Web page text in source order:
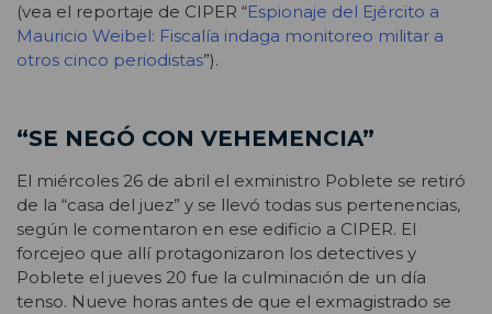
(vea el reportaje de CIPER “Espionaje del Ejército a
Mauricio Weibel: Fiscalía indaga monitoreo militar a
otros cinco periodistas”).
“SE NEGÓ CON VEHEMENCIA”
El miércoles 26 de abril el exministro Poblete se retiró
de la “casa del juez” y se llevó todas sus pertenencias,
según le comentaron en ese edificio a CIPER. El
forcejeo que allí protagonizaron los detectives y
Poblete el jueves 20 fue la culminación de un día
tenso. Nueve horas antes de que el exmagistrado se